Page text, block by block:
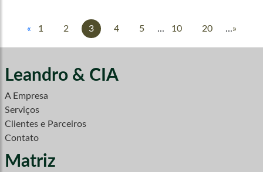
« 1 2 3 4 5 ... 10 20 ...»
Leandro & CIA
A Empresa
Serviços
Clientes e Parceiros
Contato
Matriz